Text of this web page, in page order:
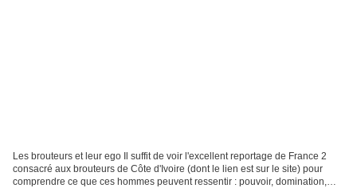
Les brouteurs et leur ego Il suffit de voir l'excellent reportage de France 2
consacré aux brouteurs de Côte d'Ivoire (dont le lien est sur le site) pour
comprendre ce que ces hommes peuvent ressentir : pouvoir, domination,